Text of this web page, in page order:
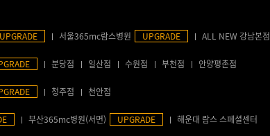
UPGRADE 서울365mc람스병원 UPGRADE ALL NEW 강남본점
분당점 일산점 수원점 부천점 안양평촌점
청주점 천안점
부산365mc병원(서면) UPGRADE 해운대 람스 스페셜센터